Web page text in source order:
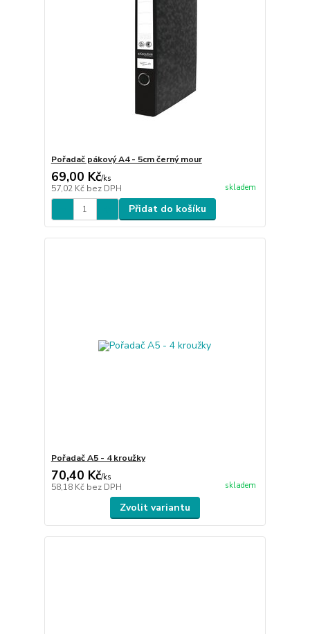
Pořadač pákový A4 - 5cm černý mour
69,00 Kč/ks
57,02 Kč bez DPH skladem
Přidat do košíku
Pořadač A5 - 4 kroužky
70,40 Kč/ks
58,18 Kč bez DPH skladem
Zvolit variantu